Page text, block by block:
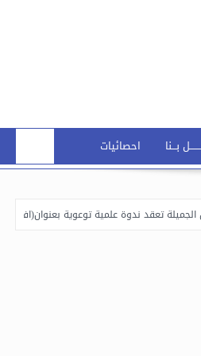
بـــنا
احصائيات
ندوة علمية توعوية بعنوان(افة المخدرات